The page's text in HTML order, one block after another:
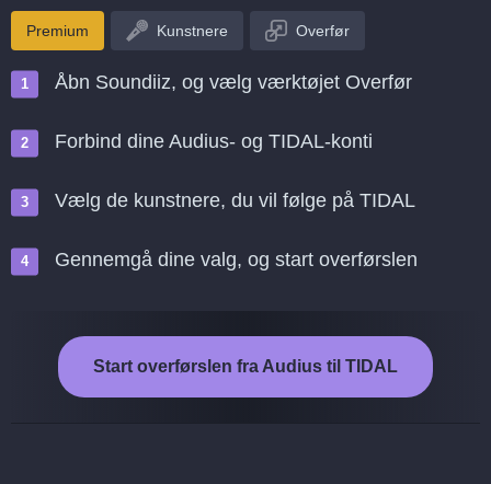
Premium Kunstnere Overfør
Åbn Soundiiz, og vælg værktøjet Overfør
Forbind dine Audius- og TIDAL-konti
Vælg de kunstnere, du vil følge på TIDAL
Gennemgå dine valg, og start overførslen
Start overførslen fra Audius til TIDAL